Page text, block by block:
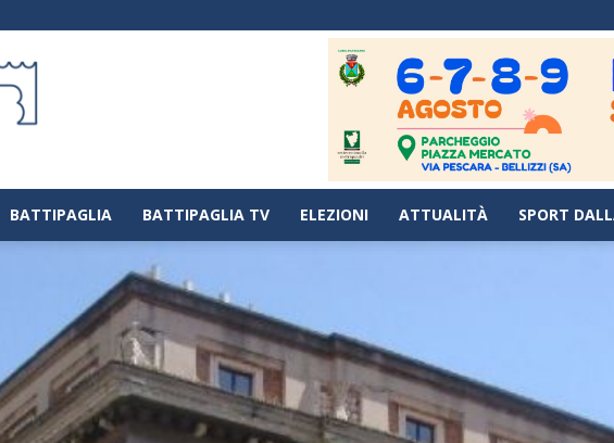
BATTIPAGLIA BATTIPAGLIA TV ELEZIONI ATTUALITÀ SPORT